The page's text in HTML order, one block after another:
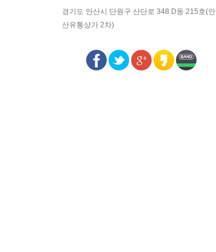
경기도 안산시 단원구 산단로 348 D동 215호(안
산유통상가 2차)